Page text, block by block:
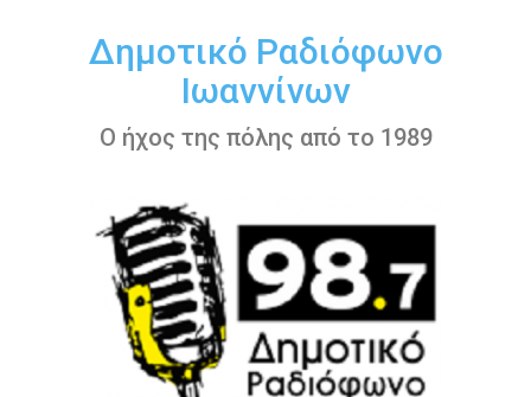
περιεχόμενοΔημοτικό Ραδιόφωνο
Ιωαννίνων
Ο ήχος της πόλης από το 1989